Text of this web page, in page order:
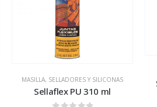
MASILLA, SELLADORES Y SILICONAS
Sellaflex PU 310 ml